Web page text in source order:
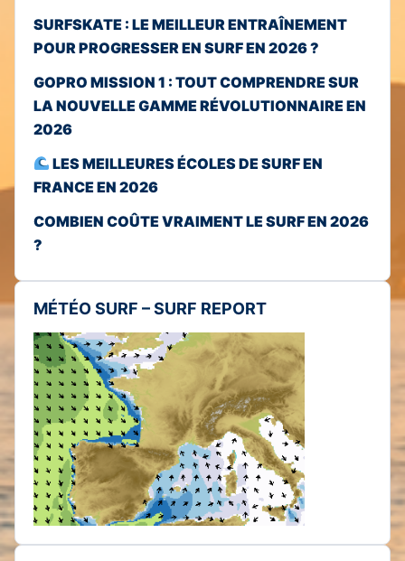
SURFSKATE : LE MEILLEUR ENTRAÎNEMENT
POUR PROGRESSER EN SURF EN 2026 ?
GOPRO MISSION 1 : TOUT COMPRENDRE SUR
LA NOUVELLE GAMME RÉVOLUTIONNAIRE EN
2026
LES MEILLEURES ÉCOLES DE SURF EN
FRANCE EN 2026
COMBIEN COÛTE VRAIMENT LE SURF EN 2026
?
MÉTÉO SURF – SURF REPORT